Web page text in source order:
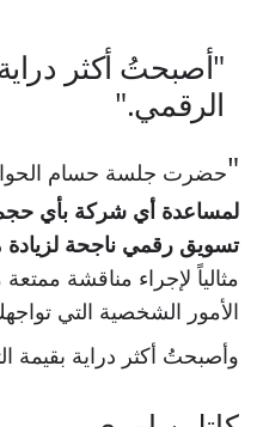
"أصبحتُ أكثر
الرقمي."
حضرت جلسة حسام
لمساعدة أي شركة بأي حجم
تسويق رقمي ناجحة لزيادة
مثالياً لإجراء مناقشة
الأمور الشخصية التي
وأصبحتُ أكثر دراية بقيمة